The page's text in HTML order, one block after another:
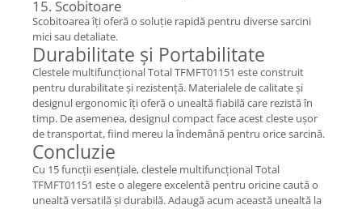
15. Scobitoare
Scobitoarea îți oferă o soluție rapidă pentru diverse sarcini
mici sau detaliate.
Durabilitate și Portabilitate
Clestele multifuncțional Total TFMFT01151 este construit
pentru durabilitate și rezistență. Materialele de calitate și
designul ergonomic îți oferă o unealtă fiabilă care rezistă în
timp. De asemenea, designul compact face acest cleste ușor
de transportat, fiind mereu la îndemână pentru orice sarcină.
Concluzie
Cu 15 funcții esențiale, clestele multifuncțional Total
TFMFT01151 este o alegere excelentă pentru oricine caută o
unealtă versatilă și durabilă. Adaugă acum această unealtă la